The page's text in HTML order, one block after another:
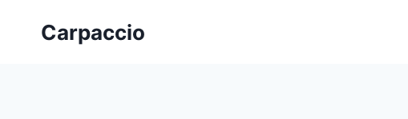
Carpaccio